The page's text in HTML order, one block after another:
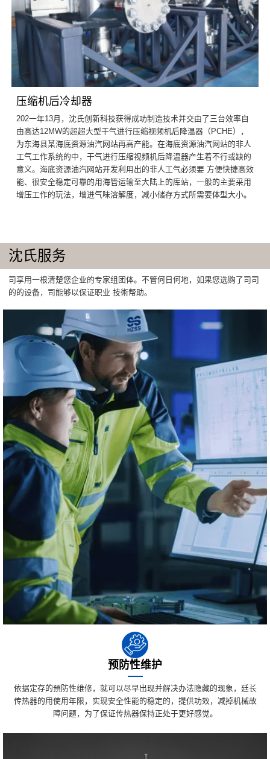
压缩机后冷却器
202一年13月，沈氏创新科技获得成功制造技术并交由了三台效率自
由高达12MW的超超大型干气进行压缩视频机后降温器（PCHE），
为东海县某海底资源油汽网站再高产能。在海底资源油汽网站的非人
工气工作系统的中，干气进行压缩视频机后降温器产生着不行或缺的
意义。海底资源油汽网站开发利用出的非人工气必须要 方便快捷高效
能、很安全稳定可靠的用海管运输至大陆上的库站，一般的主要采用
增压工作的玩法，增进气味溶解度，减小储存方式所需要体型大小。
沈氏服务
司享用一根清楚您企业的专家组团体。不管何日何地，如果您选购了司司
的的设备，司能够以保证职业 技術帮助。
预防性维护
依据定存的預防性维修，就可以尽早出现并解决办法隐藏的现象，廷长
传热器的用使用年限，实现安全性能的稳定的，提供功效，减掉机械故
障问题，为了保证传热器保持正处于更好感觉。